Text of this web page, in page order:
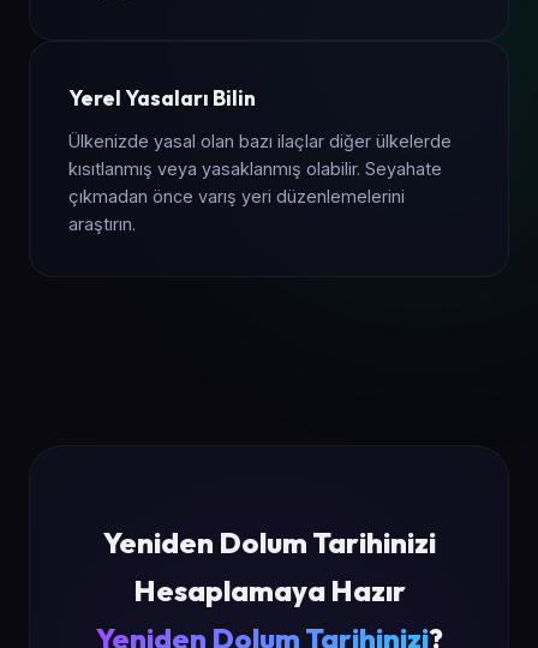
Yerel Yasaları Bilin
Ülkenizde yasal olan bazı ilaçlar diğer ülkelerde
kısıtlanmış veya yasaklanmış olabilir. Seyahate
çıkmadan önce varış yeri düzenlemelerini
araştırın.
Yeniden Dolum Tarihinizi
Hesaplamaya Hazır
Yeniden Dolum Tarihinizi?